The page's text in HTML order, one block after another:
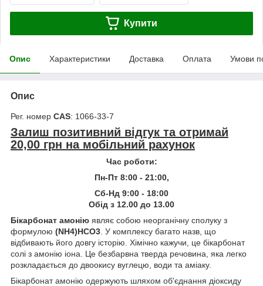
Купити
Опис Характеристики Доставка Оплата Умови
Опис
Рег. номер CAS: 1066-33-7
Залиш позитивний відгук та отримай
20,00 грн на мобільний рахунок
Час роботи:
Пн-Пт 8:00 - 21:00,
Сб-Нд 9:00 - 18:00
Обід з 12.00 до 13.00
Бікарбонат амонію являє собою неорганічну сполуку з
формулою (NH4)HCO3 . У комплексу багато назв, що
відбивають його довгу історію. Хімічно кажучи, це бікарбонат
солі з амонію іона. Це безбарвна тверда речовина, яка легко
розкладається до двоокису вуглецю, води та аміаку.
Бікарбонат амонію одержують шляхом об'єднання діоксиду